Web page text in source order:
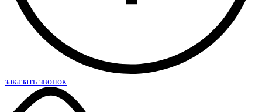
заказать звонок